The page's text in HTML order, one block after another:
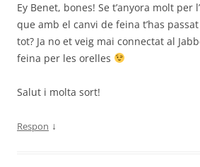
Ey Benet, bones! Se t’anyora molt per
que amb el canvi de feina t’has
tot? Ja no et veig mai connectat al
feina per les orelles
Salut i molta sort!
Respon ↓